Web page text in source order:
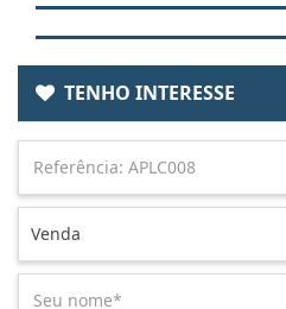
TENHO INTERESSE
Venda